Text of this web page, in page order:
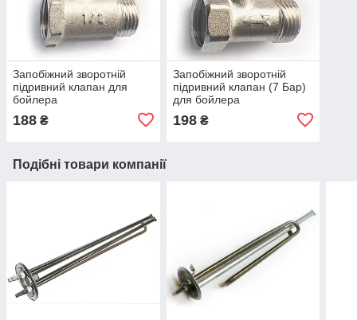
Запобіжний зворотній
підривний клапан для
бойлера
188 ₴
Запобіжний зворотній
підривний клапан (7 Бар)
для бойлера
198₴
Подібні товари компанії